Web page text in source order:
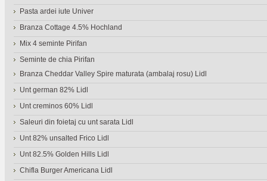
Pasta ardei iute Univer
Branza Cottage 4.5% Hochland
Mix 4 seminte Pirifan
Seminte de chia Pirifan
Branza Cheddar Valley Spire maturata (ambalaj rosu) Lidl
Unt german 82% Lidl
Unt creminos 60% Lidl
Saleuri din foietaj cu unt sarata Lidl
Unt 82% unsalted Frico Lidl
Unt 82.5% Golden Hills Lidl
Chifla Burger Americana Lidl